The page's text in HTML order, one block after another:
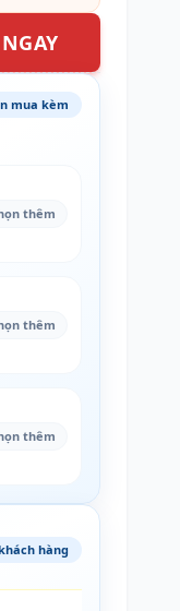
mua kèm
thêm
thêm
thêm
hàng